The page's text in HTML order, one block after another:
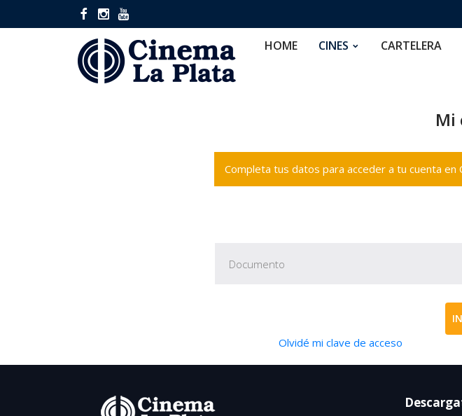
HOME CINES CARTELERA
Mi
Completa tus datos para acceder a tu cuenta en
Olvidé mi clave de acceso